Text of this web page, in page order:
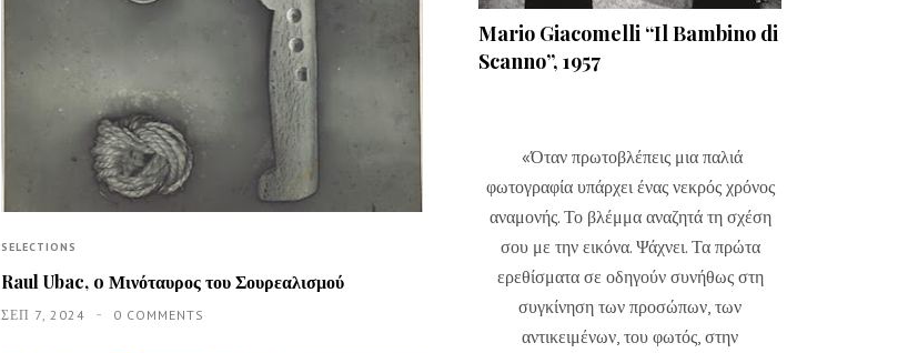
SELECTIONS
Raul Ubac, o Μινόταυρος του Σουρεαλισμού
ΣΕΠ 7, 2024 0 COMMENTS
Mario Giacomelli “Il Bambino di
Scanno”, 1957
«Όταν πρωτοβλέπεις μια παλιά
φωτογραφία υπάρχει ένας νεκρός χρόνος
αναμονής. Το βλέμμα αναζητά τη σχέση
σου με την εικόνα. Ψάχνει. Τα πρώτα
ερεθίσματα σε οδηγούν συνήθως στη
συγκίνηση των προσώπων, των
αντικειμένων, του φωτός, στην